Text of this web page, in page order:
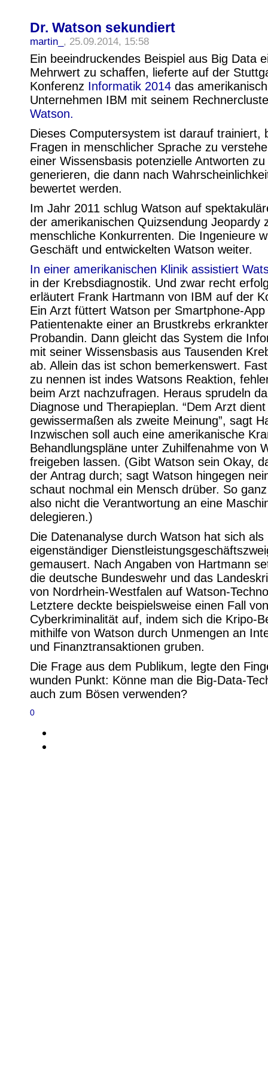
Dr. Watson sekundiert
martin_ , 25.09.2014, 15:58
Ein beeindruckendes Beispiel aus Big Data
Mehrwert zu schaffen, lieferte auf der
Konferenz Informatik 2014 das
Unternehmen IBM mit seinem
Watson.
Dieses Computersystem ist darauf trainiert,
Fragen in menschlicher Sprache zu
einer Wissensbasis potenzielle Antworten zu
generieren, die dann nach
bewertet werden.
Im Jahr 2011 schlug Watson auf
der amerikanischen Quizsendung Jeopardy
menschliche Konkurrenten. Die Ingenieure
Geschäft und entwickelten Watson weiter.
In einer amerikanischen Klinik assistiert
in der Krebsdiagnostik. Und zwar recht
erläutert Frank Hartmann von IBM auf der
Ein Arzt füttert Watson per Smartphone-
Patientenakte einer an Brustkrebs
Probandin. Dann gleicht das System die
mit seiner Wissensbasis aus Tausenden
ab. Allein das ist schon bemerkenswert.
zu nennen ist indes Watsons Reaktion,
beim Arzt nachzufragen. Heraus sprudeln
Diagnose und Therapieplan. “Dem Arzt
gewissermaßen als zweite Meinung”, sagt
Inzwischen soll auch eine amerikanische
Behandlungspläne unter Zuhilfenahme von
freigeben lassen. (Gibt Watson sein Okay,
der Antrag durch; sagt Watson hingegen
schaut nochmal ein Mensch drüber. So
also nicht die Verantwortung an eine
delegieren.)
Die Datenanalyse durch Watson hat sich als
eigenständiger
gemausert. Nach Angaben von Hartmann
die deutsche Bundeswehr und das
von Nordrhein-Westfalen auf Watson-
Letztere deckte beispielsweise einen Fall von
Cyberkriminalität auf, indem sich die Kripo-
mithilfe von Watson durch Unmengen an
und Finanztransaktionen gruben.
Die Frage aus dem Publikum, legte den
wunden Punkt: Könne man die Big-Data-
auch zum Bösen verwenden?
0